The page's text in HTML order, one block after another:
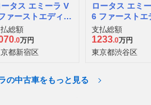
ータス エミーラ V
ァーストエディシ
総額
.0万円
都新宿区
ロータス エミ
6 ファーストエ
ション
支払総額
1233.0万円
東京都渋谷区
の中古車をもっと見る